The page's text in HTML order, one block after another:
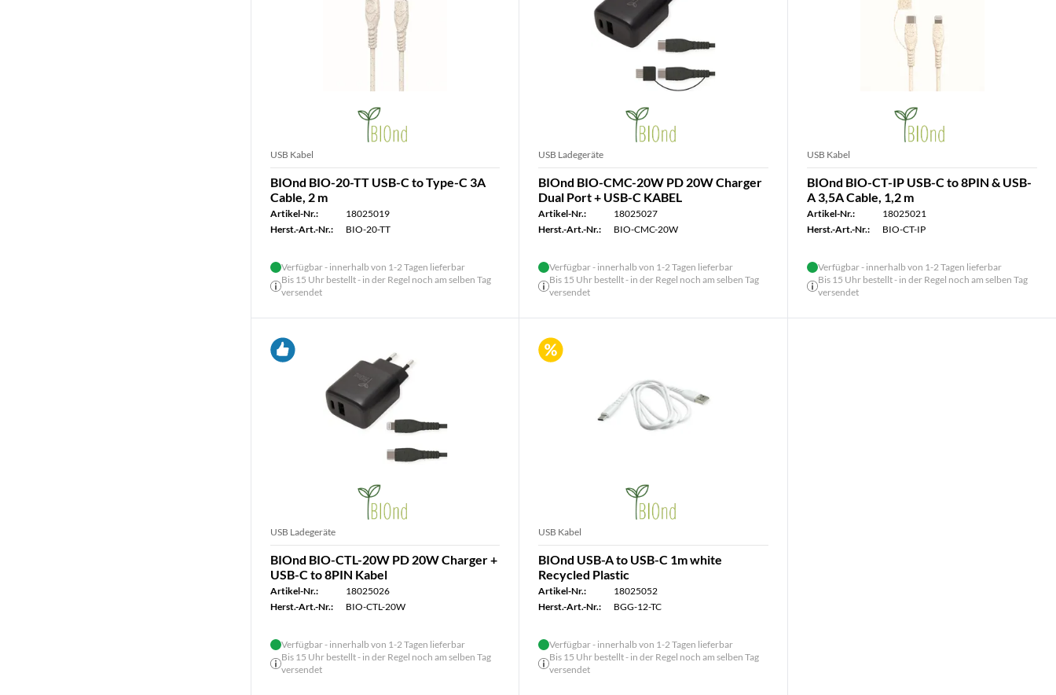
USB Kabel
BIOnd BIO-20-TT USB-C to Type-C 3A
Cable, 2 m
Artikel-Nr.:
18025019
Herst.-Art.-Nr.:
BIO-20-TT
Verfügbar - innerhalb von 1-2 Tagen lieferbar
Bis 15 Uhr bestellt - in der Regel noch am selben Tag
versendet
USB Ladegeräte
BIOnd BIO-CMC-20W PD 20W Charger
Dual Port + USB-C KABEL
Artikel-Nr.:
18025027
Herst.-Art.-Nr.:
BIO-CMC-20W
Verfügbar - innerhalb von 1-2 Tagen lieferbar
Bis 15 Uhr bestellt - in der Regel noch am selben Tag
versendet
USB Kabel
BIOnd BIO-CT-IP USB-C to 8PIN & USB-
A 3,5A Cable, 1,2 m
Artikel-Nr.:
18025021
Herst.-Art.-Nr.:
BIO-CT-IP
Verfügbar - innerhalb von 1-2 Tagen lieferbar
Bis 15 Uhr bestellt - in der Regel noch am selben Tag
versendet
USB Ladegeräte
BIOnd BIO-CTL-20W PD 20W Charger +
USB-C to 8PIN Kabel
Artikel-Nr.:
18025026
Herst.-Art.-Nr.:
BIO-CTL-20W
Verfügbar - innerhalb von 1-2 Tagen lieferbar
Bis 15 Uhr bestellt - in der Regel noch am selben Tag
versendet
USB Kabel
BIOnd USB-A to USB-C 1m white
Recycled Plastic
Artikel-Nr.:
18025052
Herst.-Art.-Nr.:
BGG-12-TC
Verfügbar - innerhalb von 1-2 Tagen lieferbar
Bis 15 Uhr bestellt - in der Regel noch am selben Tag
versendet